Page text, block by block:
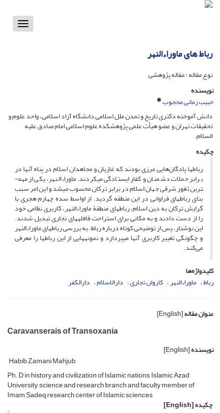
Toggle
رباط های ماوراءالنهر
نوع مقاله : مقاله پژوهشی
نویسنده
حبیب زمانی محجوب
دانش آموخته دکتری تاریخ و تمدن ملل اسلامی دانشگاه آزاد اسلامی، واحد علوم و
تحقیقات تهران و عضو هیأت علمی پژوهشکده علوم اسلامی امام صادق علیه
السلام.
چکیده
رباط­ها پادگان‌هایی مرزی بودند که غازیان و مجاهدان اسلام در پناه آنها در
برابر حملات دشمنان و کفار ایستادگی می­کردند. ماوراءالنهر، یکی از مهم­
ترین ثغور شرقی جهان اسلام در برابر ترکان محسوب می­شد و این امر سبب
بنای رباط­های فراوانی در این منطقه گردید. از اواسط سده چهارم هجری با
گرایش ترکان به دین اسلام، رباط­های منطقۀ ماوراءالنهر، کاربری نظامی خود
را از دست دادند و به مکانی برای استراحت قافله­های تجاری تبدیل شدند.
این نوشتار، پس از توضیحی کوتاه درباره رباط، به بررسی رباط­های ماوراءالنهر
و چگونگی تغییر کاربری آنها می­پردازد و نمونه­هایی از این رباط­ها را معرفی
می‌کند.
کلیدواژه‌ها
رباط ماوراءالنهر کاروان تجاری دارالاسلام دارالکفر
عنوان مقاله[English]
Caravanserais of Transoxania
نویسنده[English]
Habib Zamani Mahjub
Ph. D in history and civilization of Islamic nations, Islamic Azad
University, science and research branch and faculty member of
Imam Sadeq research center of Islamic sciences
چکیده[English]